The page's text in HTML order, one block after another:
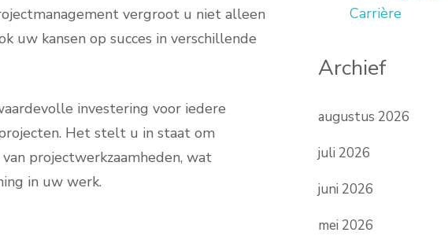
vergroot u niet alleen
uw kansen op succes in verschillende
investering voor iedere
Het stelt u in staat om
projectwerkzaamheden, wat
in uw werk.
Carrière
Archief
augustus 2026
juli 2026
juni 2026
mei 2026